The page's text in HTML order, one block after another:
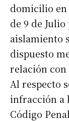
domicilio en
de 9 de
aislamiento
dispuesto
relación con
Al respecto
infracción a
Código